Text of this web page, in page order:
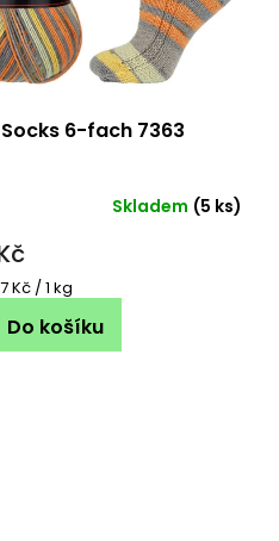
6-fach 7363
Skladem (5 ks)
Kč / 1 kg
Do košíku